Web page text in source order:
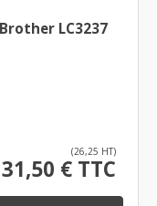
LC3237
(26,25 HT)
31,50 € TTC